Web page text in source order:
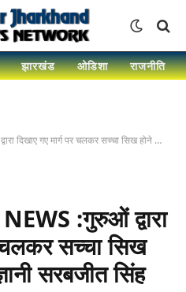
झारखंड ओडिशा राजनीति
पर चलकर सच्चा सिख होने का सबूत दे – ज्ञानी सरबजीत सिंह
:गुरुओं द्वारा
चलकर सच्चा सिख
सरबजीत सिंह